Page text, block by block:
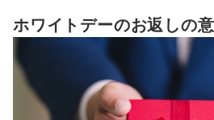
キセット
シュシュクレープ｜ストロベリー
小柳津清一商店｜静岡抹茶バウム
フランス屋製菓｜京都ふらんすや
Galler｜ガレー クッキー 詰め合わ
スイーツを贈りたいならこちらもチェック
ホワイトデーのお返しの売れ筋ランキング
ホワイトデーのお返しの